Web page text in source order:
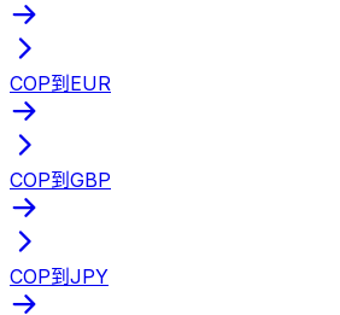
COP到EUR
COP到GBP
COP到JPY